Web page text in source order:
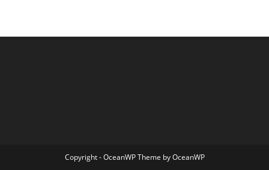
Copyright - OceanWP Theme by OceanWP